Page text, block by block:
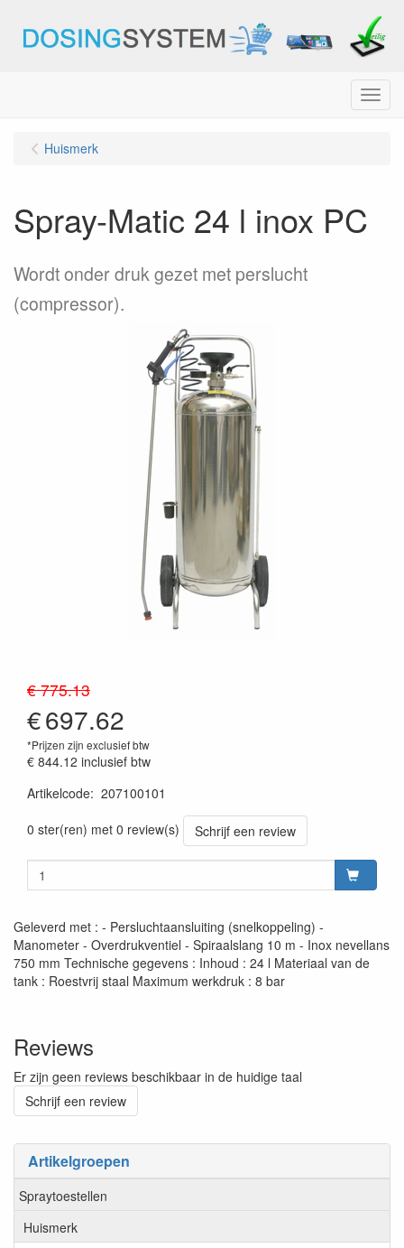
Menu
Artikelgroepen
Spraytoestellen
Huismerk
Huismerk
Spray-Matic 24 l inox PC
Wordt onder druk gezet met perslucht
(compressor).
€ 775.13
€697.62
*Prijzen zijn exclusief btw
€ 844.12 inclusief btw
Artikelcode: 207100101
0 ster(ren) met 0 review(s)
Schrijf een review
Geleverd met : - Persluchtaansluiting (snelkoppeling) -
Manometer - Overdrukventiel - Spiraalslang 10 m - Inox nevellans
750 mm Technische gegevens : Inhoud : 24 l Materiaal van de
tank : Roestvrij staal Maximum werkdruk : 8 bar
Reviews
Er zijn geen reviews beschikbaar in de huidige taal
Schrijf een review